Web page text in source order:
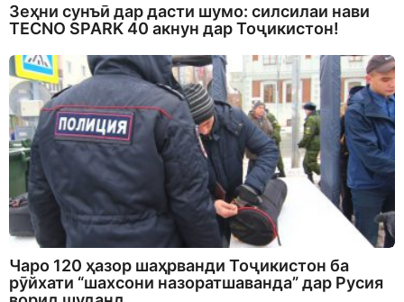
Зеҳни сунъӣ дар дасти шумо: силсилаи нави
TECNO SPARK 40 акнун дар Тоҷикистон!
Чаро 120 ҳазор шаҳрванди Тоҷикистон ба
рӯйхати “шахсони назоратшаванда” дар Русия